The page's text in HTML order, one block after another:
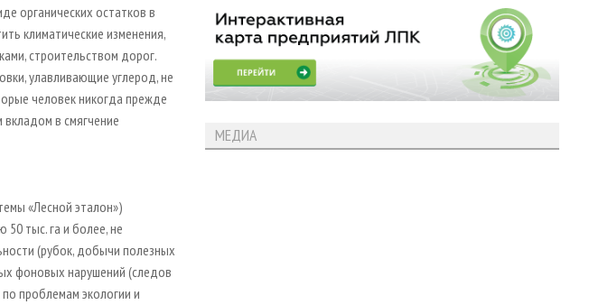
органических остатков в
климатические изменения,
строительством дорог.
улавливающие углерод, не
человек никогда прежде
в смягчение
«Лесной эталон»)
тыс. га и более, не
(рубок, добычи полезных
фоновых нарушений (следов
проблемам экологии и
МЕДИА